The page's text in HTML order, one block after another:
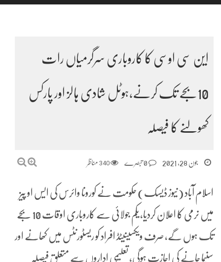
این سی اوسی کا کاروباری سرگرمیاں رات
10بجے تک کرنے،ہوٹل شادی ہالز اور پارکس
کھولنے کا فیصلہ
جون 28, 2021 340 مناظر
اسلام آباد (نیوز ڈیسک) حکومت نے کورونا وائرس کی ایس او پیز
میں نرمی کا اعلان کردیا، یکم جولائی سے کاروباری اوقات 10 بجے
تک ہوں گے، صرف ویکسینیٹڈ افراد کو ریسٹورنٹس میں کھانے اور
سنیما جانے کی اجازت ہوگی، تعلیمی اداروں سے متعلق فیصلہ